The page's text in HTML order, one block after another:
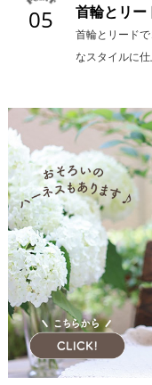
05 首輪とリー
首輪とリード
なスタイルに仕